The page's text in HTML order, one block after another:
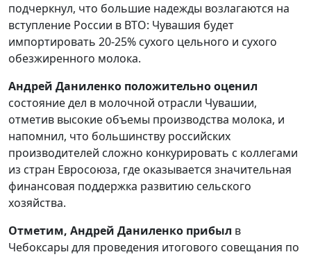
подчеркнул, что большие надежды возлагаются на
вступление России в ВТО: Чувашия будет
импортировать 20-25% сухого цельного и сухого
обезжиренного молока.
Андрей Даниленко положительно оценил
состояние дел в молочной отрасли Чувашии,
отметив высокие объемы производства молока, и
напомнил, что большинству российских
производителей сложно конкурировать с коллегами
из стран Евросоюза, где оказывается значительная
финансовая поддержка развитию сельского
хозяйства.
Отметим, Андрей Даниленко прибыл в
Чебоксары для проведения итогового совещания по